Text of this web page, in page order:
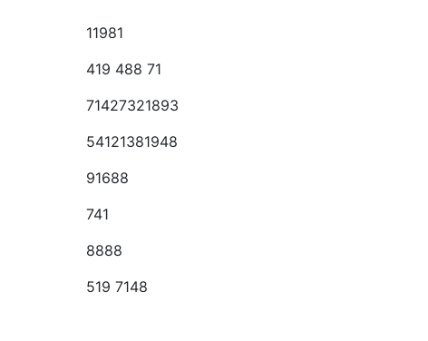
11981
419 488 71
71427321893
54121381948
91688
741
8888
519 7148